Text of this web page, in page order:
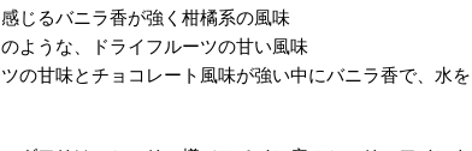
じるバニラ香が強く柑橘系の風味
ような、ドライフルーツの甘い風味
甘味とチョコレート風味が強い中にバニラ香で、水を